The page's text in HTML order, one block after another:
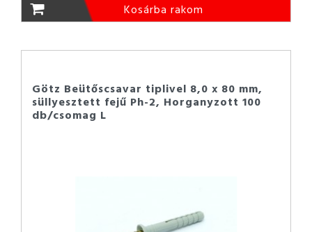
Kosárba rakom
Götz Beütőscsavar tiplivel 8,0 x 80 mm,
süllyesztett fejű Ph-2, Horganyzott 100
db/csomag L